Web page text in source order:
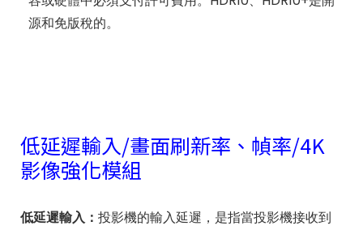
源和免版稅的。
低延遲輸入/畫面刷新率、幀率/4K
影像強化模組
低延遲輸入： 投影機的輸入延遲，是指當投影機接收到